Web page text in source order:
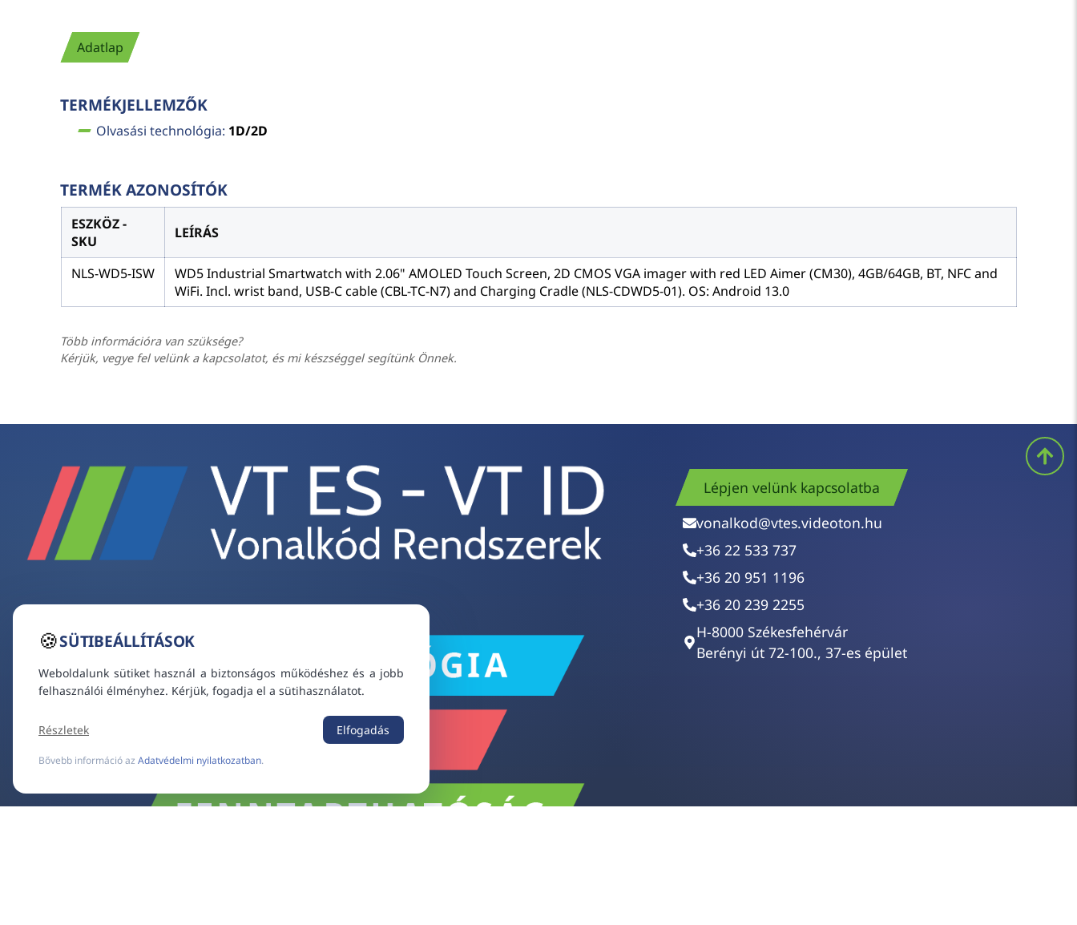
Adatlap
TERMÉKJELLEMZŐK
Olvasási technológia: 1D/2D
TERMÉK AZONOSÍTÓK
ESZKÖZ -
SKU
LEÍRÁS
NLS-WD5-ISW
WD5 Industrial Smartwatch with 2.06" AMOLED Touch Screen, 2D CMOS VGA imager with red LED Aimer (CM30), 4GB/64GB, BT, NFC and
WiFi. Incl. wrist band, USB-C cable (CBL-TC-N7) and Charging Cradle (NLS-CDWD5-01). OS: Android 13.0
Több információra van szüksége?
Kérjük, vegye fel velünk a kapcsolatot, és mi készséggel segítünk Önnek.
Lépjen velünk kapcsolatba
vonalkod@vtes.videoton.hu
+36 22 533 737
+36 20 951 1196
+36 20 239 2255
H-8000 Székesfehérvár
Berényi út 72-100., 37-es épület
🍪SÜTIBEÁLLÍTÁSOK
Weboldalunk sütiket használ a biztonságos működéshez és a jobb
felhasználói élményhez. Kérjük, fogadja el a sütihasználatot.
Részletek Elfogadás
Bővebb információ az Adatvédelmi nyilatkozatban.